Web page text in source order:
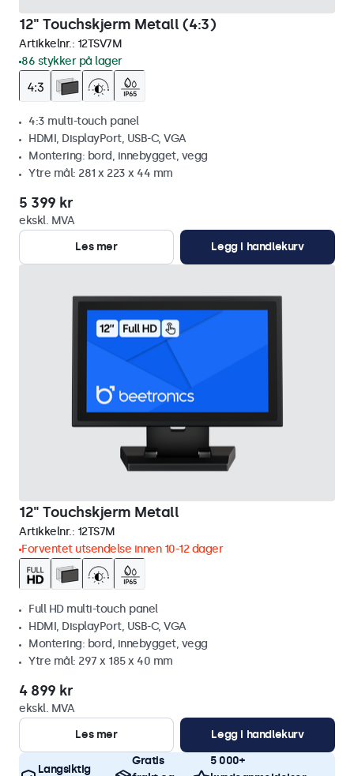
12" Touchskjerm Metall (4:3)
Artikkelnr.: 12TSV7M
86 stykker på lager
4:3 multi-touch panel
HDMI, DisplayPort, USB-C, VGA
Montering: bord, innebygget, vegg
Ytre mål: 281 x 223 x 44 mm
5 399 kr
ekskl. MVA
Les mer
Legg i handlekurv
12" Touchskjerm Metall
Artikkelnr.: 12TS7M
Forventet utsendelse innen 10-12 dager
Full HD multi-touch panel
HDMI, DisplayPort, USB-C, VGA
Montering: bord, innebygget, vegg
Ytre mål: 297 x 185 x 40 mm
4 899 kr
ekskl. MVA
Les mer
Legg i handlekurv
Langsiktig
Gratis
5 000+